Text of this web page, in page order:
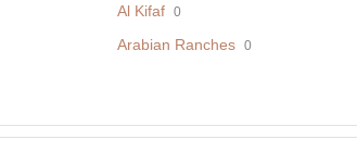
Al Kifaf 0
Arabian Ranches 0